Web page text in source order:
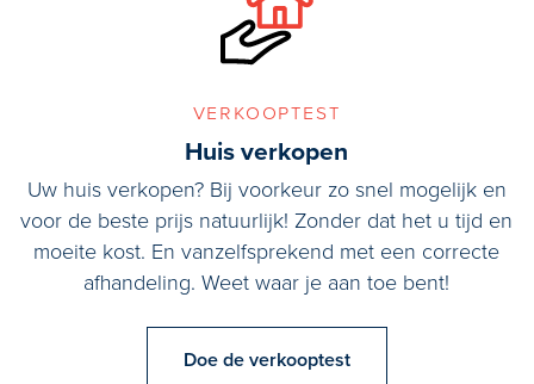
verkooptest
Huis verkopen
Uw huis verkopen? Bij voorkeur zo snel mogelijk en
voor de beste prijs natuurlijk! Zonder dat het u tijd en
moeite kost. En vanzelfsprekend met een correcte
afhandeling. Weet waar je aan toe bent!
Doe de verkooptest